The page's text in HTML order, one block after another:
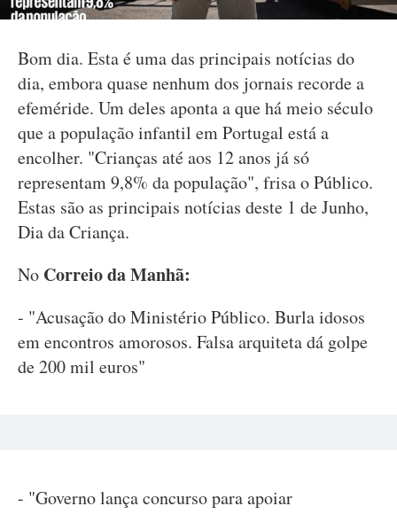
Bom dia. Esta é uma das principais notícias do
dia, embora quase nenhum dos jornais recorde a
efeméride. Um deles aponta a que há meio século
que a população infantil em Portugal está a
encolher. "Crianças até aos 12 anos já só
representam 9,8% da população", frisa o Público.
Estas são as principais notícias deste 1 de Junho,
Dia da Criança.
No Correio da Manhã:
- "Acusação do Ministério Público. Burla idosos
em encontros amorosos. Falsa arquiteta dá golpe
de 200 mil euros"
- "Governo lança concurso para apoiar